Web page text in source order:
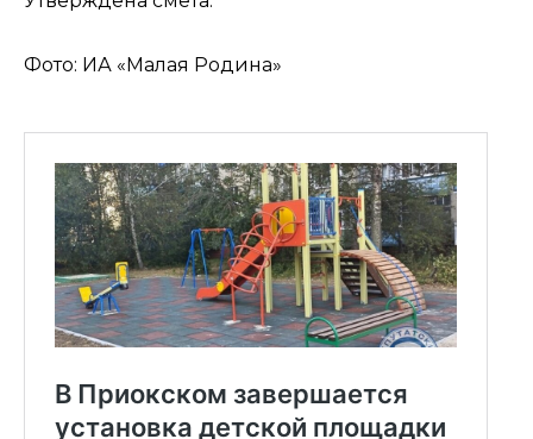
Фото: ИА «Малая Родина»